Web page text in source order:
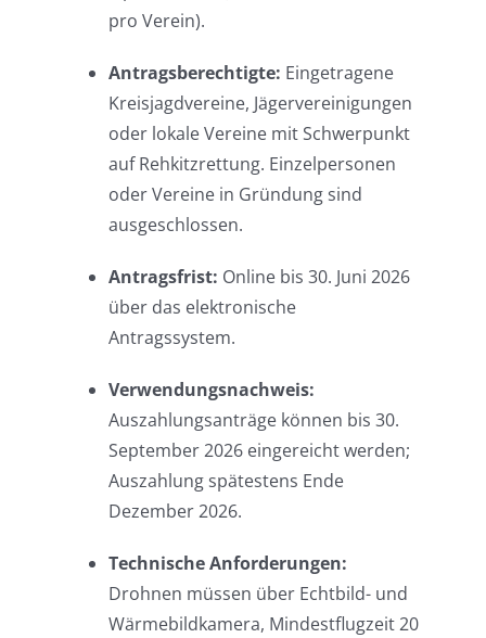
pro Verein).
Antragsberechtigte: Eingetragene
Kreisjagdvereine, Jägervereinigungen
oder lokale Vereine mit Schwerpunkt
auf Rehkitzrettung. Einzelpersonen
oder Vereine in Gründung sind
ausgeschlossen.
Antragsfrist: Online bis 30. Juni 2026
über das elektronische
Antragssystem.
Verwendungsnachweis:
Auszahlungsanträge können bis 30.
September 2026 eingereicht werden;
Auszahlung spätestens Ende
Dezember 2026.
Technische Anforderungen:
Drohnen müssen über Echtbild- und
Wärmebildkamera, Mindestflugzeit 20